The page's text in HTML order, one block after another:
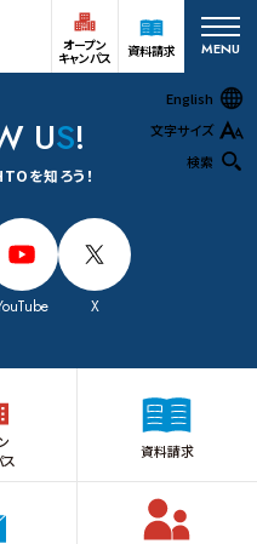
English
文字サイズ
検索
オープン
キャンパス 資料請求
ス
資料請求
MENU
US!
を知ろう！
X
ス
資料請求